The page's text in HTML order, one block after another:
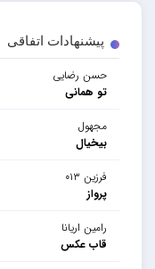
پیشنهادات اتفاقی
حسن رضایی
تو همانی
مجهول
بیخیال
فرزین ۰۱۳
پرواز
رامین اریانا
قاب عکس